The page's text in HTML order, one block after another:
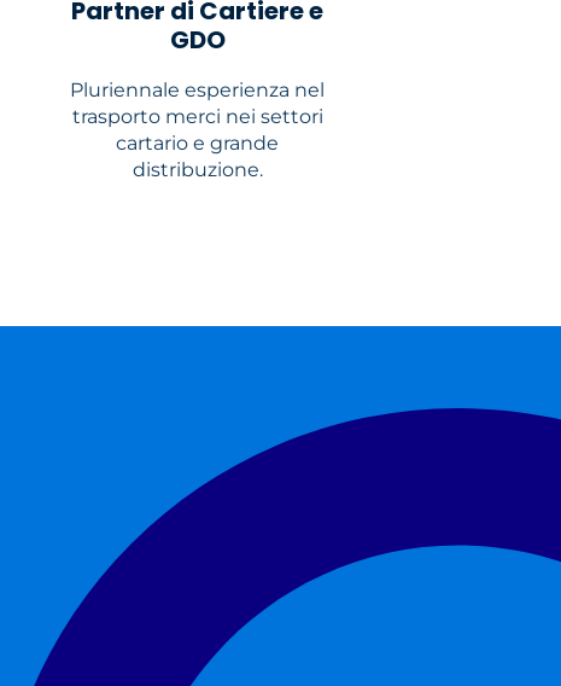
Partner di Cartiere e
GDO
Pluriennale esperienza nel
trasporto merci nei settori
cartario e grande
distribuzione.